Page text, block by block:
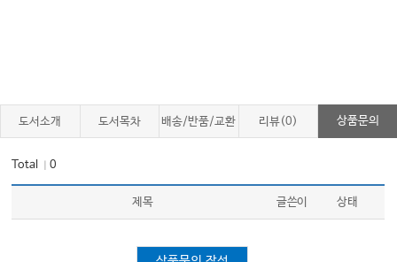
도서소개 도서목차 배송/반품/교환 리뷰(0) 상품문의
Total ｜0
제목 글쓴이 상태